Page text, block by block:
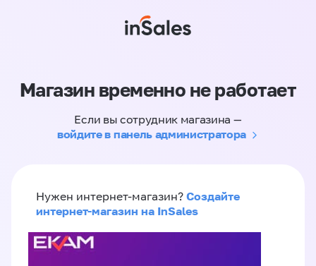
Магазин временно не работает
Если вы сотрудник магазина —
войдите в панель администратора
Нужен интернет-магазин? Создайте
интернет-магазин на InSales